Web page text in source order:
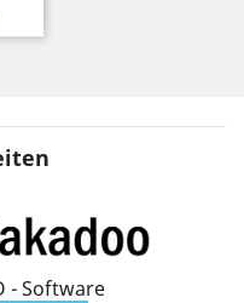
- Software